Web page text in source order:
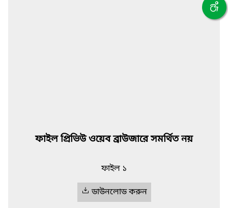
ফাইল প্রিভিউ ওয়েব ব্রাউজারে সমর্থিত নয়
ফাইল ১
ডাউনলোড করুন